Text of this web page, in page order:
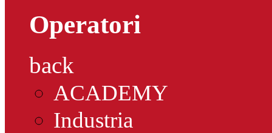
Operatori
back
ACADEMY
Industria